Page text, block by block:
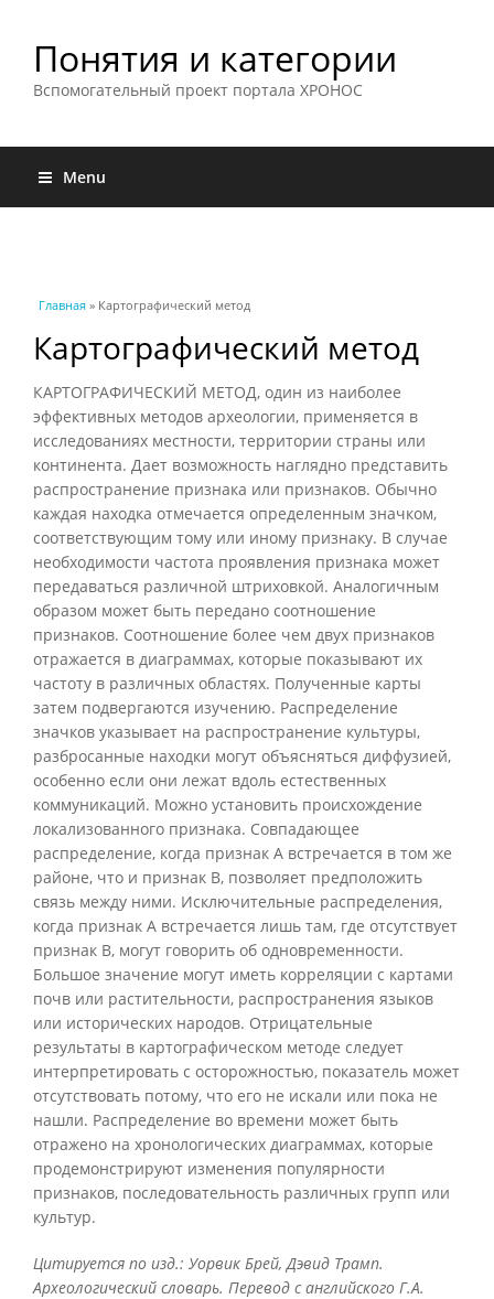
Понятия и категории
Вспомогательный проект портала ХРОНОС
Menu
Вы здесь
Главная » Картографический метод
Картографический метод
КАРТОГРАФИЧЕСКИЙ МЕТОД, один из наиболее
эффективных методов археологии, применяется в
исследованиях местности, территории страны или
континента. Дает возможность наглядно представить
распространение признака или признаков. Обычно
каждая находка отмечается определенным значком,
соответствующим тому или иному признаку. В случае
необходимости частота проявления признака может
передаваться различной штриховкой. Аналогичным
образом может быть передано соотношение
признаков. Соотношение более чем двух признаков
отражается в диаграммах, которые показывают их
частоту в различных областях. Полученные карты
затем подвергаются изучению. Распределение
значков указывает на распространение культуры,
разбросанные находки могут объясняться диффузией,
особенно если они лежат вдоль естественных
коммуникаций. Можно установить происхождение
локализованного признака. Совпадающее
распределение, когда признак А встречается в том же
районе, что и признак В, позволяет предположить
связь между ними. Исключительные распределения,
когда признак А встречается лишь там, где отсутствует
признак В, могут говорить об одновременности.
Большое значение могут иметь корреляции с картами
почв или растительности, распространения языков
или исторических народов. Отрицательные
результаты в картографическом методе следует
интерпретировать с осторожностью, показатель может
отсутствовать потому, что его не искали или пока не
нашли. Распределение во времени может быть
отражено на хронологических диаграммах, которые
продемонстрируют изменения популярности
признаков, последовательность различных групп или
культур.
Цитируется по изд.: Уорвик Брей, Дэвид Трамп.
Археологический словарь. Перевод с английского Г.А.